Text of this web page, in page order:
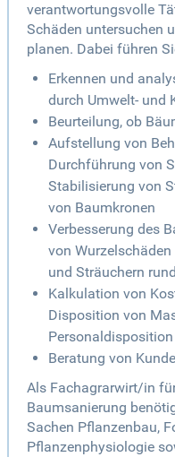
verantwortungsvolle
Schäden untersuchen
planen. Dabei führen
Erkennen und
durch Umwelt- und
Beurteilung, ob
Aufstellung von
Durchführung von
Stabilisierung von
von Baumkronen
Verbesserung des
von
und Sträuchern
Kalkulation von
Disposition von
Beratung von
Als Fachagrarwirt/in
Baumsanierung
Sachen Pflanzenbau,
Pflanzenphysiologie